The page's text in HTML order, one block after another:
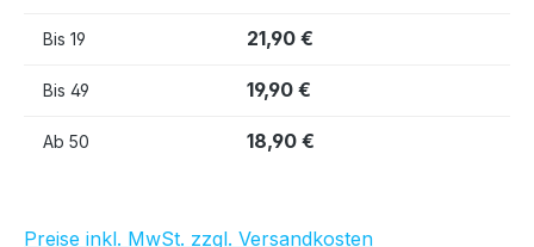
Bis 19 21,90 €
Bis 49 19,90 €
Ab 50 18,90 €
Preise inkl. MwSt. zzgl. Versandkosten